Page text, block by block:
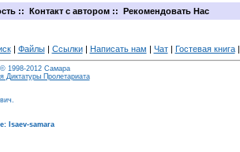
:: Контакт с автором :: Рекомендовать Нас
| Файлы| Ссылки| Написать нам | Чат| Гостевая книга|
© 1998-2012 Самара
Диктатуры Пролетариата
Isaev-samara